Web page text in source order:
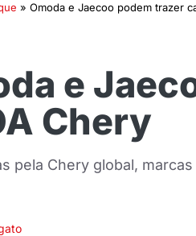
» Omoda e Jaecoo podem trazer
e
Chery
pela Chery global,